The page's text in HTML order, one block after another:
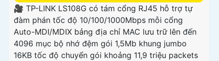
🎥 TP-LINK LS108G có tám cổng RJ45 hỗ trợ tự
đàm phán tốc độ 10/100/1000Mbps mỗi cổng
Auto-MDI/MDIX bảng địa chỉ MAC lưu trữ lên đến
4096 mục bộ nhớ đệm gói 1,5Mb khung jumbo
16KB tốc độ chuyển gói khoảng 11,9 triệu packets